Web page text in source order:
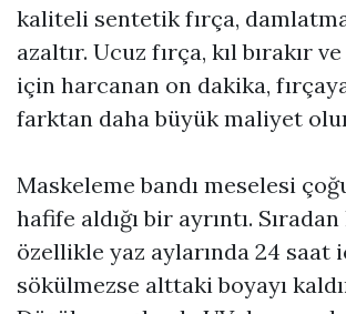
kaliteli sentetik fırça,
azaltır. Ucuz fırça, kıl bırakır
için harcanan on dakika,
farktan daha büyük maliyet
Maskeleme bandı meselesi
hafife aldığı bir ayrıntı.
özellikle yaz aylarında 24 saat
sökülmezse alttaki boyayı